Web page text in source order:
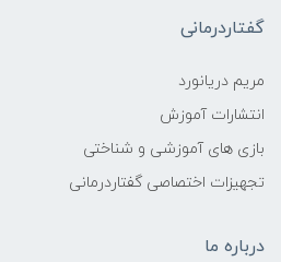
گفتاردرمانی
مریم دریانورد
انتشارات آموزش
بازی های آموزشی و شناختی
تجهیزات اختصاصی گفتاردرمانی
درباره ما